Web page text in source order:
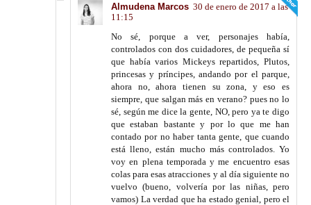
Almudena Marcos 30 de enero de 2017 a las
11:15
No sé, porque a ver, personajes había,
controlados con dos cuidadores, de pequeña sí
que había varios Mickeys repartidos, Plutos,
princesas y príncipes, andando por el parque,
ahora no, ahora tienen su zona, y eso es
siempre, que salgan más en verano? pues no lo
sé, según me dice la gente, NO, pero ya te digo
que estaban bastante y por lo que me han
contado por no haber tanta gente, que cuando
está lleno, están mucho más controlados. Yo
voy en plena temporada y me encuentro esas
colas para esas atracciones y al día siguiente no
vuelvo (bueno, volvería por las niñas, pero
vamos) La verdad que ha estado genial, pero el